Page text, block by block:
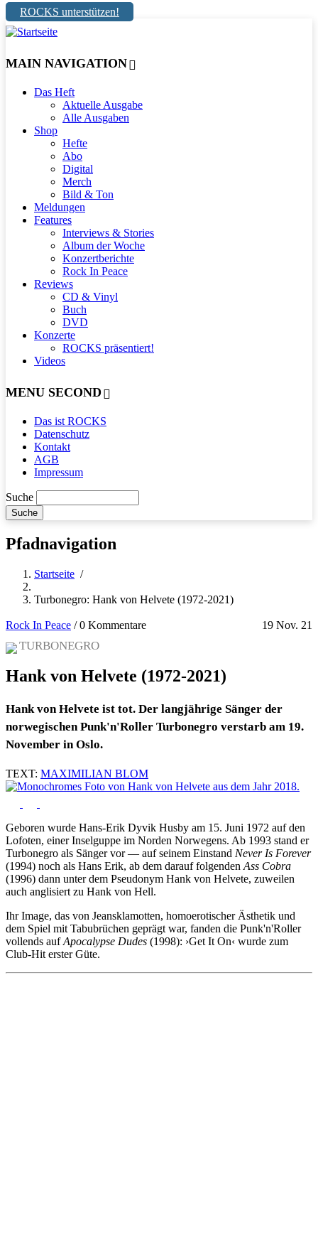
ROCKS unterstützen!
MAIN NAVIGATION
Das Heft
Aktuelle Ausgabe
Alle Ausgaben
Shop
Hefte
Abo
Digital
Merch
Bild & Ton
Meldungen
Features
Interviews & Stories
Album der Woche
Konzertberichte
Rock In Peace
Reviews
CD & Vinyl
Buch
DVD
Konzerte
ROCKS präsentiert!
Videos
MENU SECOND
Das ist ROCKS
Datenschutz
Kontakt
AGB
Impressum
Suche
Pfadnavigation
Startseite /
Turbonegro: Hank von Helvete (1972-2021)
Rock In Peace 19 Nov. 21
/0 Kommentare
TURBONEGRO
Hank von Helvete (1972-2021)
Hank von Helvete ist tot. Der langjährige Sänger der
norwegischen Punk'n'Roller Turbonegro verstarb am 19.
November in Oslo.
TEXT: MAXIMILIAN BLOM
Geboren wurde Hans-Erik Dyvik Husby am 15. Juni 1972 auf den
Lofoten, einer Inselguppe im Norden Norwegens. Ab 1993 stand er
Turbonegro als Sänger vor — auf seinem Einstand Never Is Forever
(1994) noch als Hans Erik, ab dem darauf folgenden Ass Cobra
(1996) dann unter dem Pseudonym Hank von Helvete, zuweilen
auch anglisiert zu Hank von Hell.
Ihr Image, das von Jeansklamotten, homoerotischer Ästhetik und
dem Spiel mit Tabubrüchen geprägt war, fanden die Punk'n'Roller
vollends aufApocalypse Dudes (1998): ›Get It On‹ wurde zum
Club-Hit erster Güte.